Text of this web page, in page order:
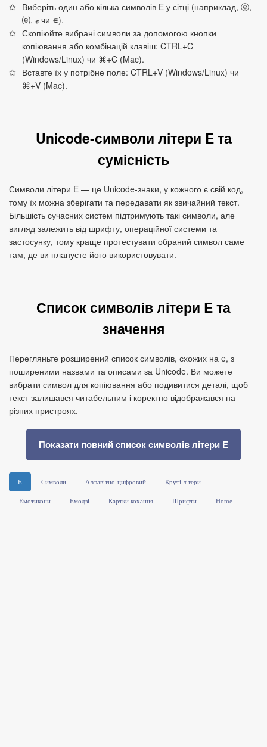
Виберіть один або кілька символів E у сітці (наприклад, ⓔ,
⒠, ℯ чи ∊).
Скопіюйте вибрані символи за допомогою кнопки
копіювання або комбінацій клавіш: CTRL+C
(Windows/Linux) чи ⌘+C (Mac).
Вставте їх у потрібне поле: CTRL+V (Windows/Linux) чи
⌘+V (Mac).
Unicode‑символи літери E та
сумісність
Символи літери E — це Unicode‑знаки, у кожного є свій код,
тому їх можна зберігати та передавати як звичайний текст.
Більшість сучасних систем підтримують такі символи, але
вигляд залежить від шрифту, операційної системи та
застосунку, тому краще протестувати обраний символ саме
там, де ви плануєте його використовувати.
Список символів літери E та
значення
Перегляньте розширений список символів, схожих на e, з
поширеними назвами та описами за Unicode. Ви можете
вибрати символ для копіювання або подивитися деталі, щоб
текст залишався читабельним і коректно відображався на
різних пристроях.
Показати повний список символів літери E
E Символи Алфавітно-цифровий Круті літери
Емотикони Емодзі Картки кохання Шрифти Home